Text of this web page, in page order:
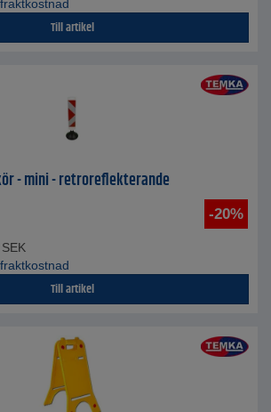
Till artikel
- mini - retroreflekterande
-20%
SEK
Till artikel